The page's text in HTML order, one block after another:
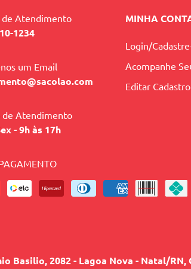
de Atendimento
1234
um Email
de Atendimento
- 9h às 17h
MINHA
Login/
Acompanhe
Editar Cadastro
Basilio, 2082 - Lagoa Nova - Natal/RN,